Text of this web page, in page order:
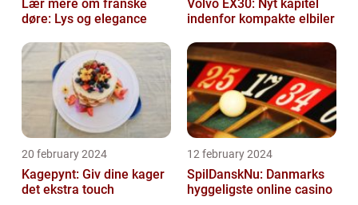
Lær mere om franske
døre: Lys og elegance
Volvo EX30: Nyt kapitel
indenfor kompakte elbiler
20 february 2024
Kagepynt: Giv dine kager
det ekstra touch
12 february 2024
SpilDanskNu: Danmarks
hyggeligste online casino